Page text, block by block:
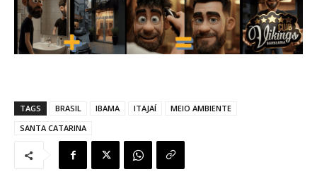
TAGS BRASIL IBAMA ITAJAÍ
MEIO AMBIENTE
SANTA CATARINA